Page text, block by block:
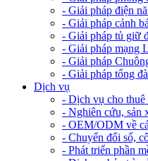
- Giải pháp điện
- Giải pháp cảnh
- Giải pháp tủ giữ
- Giải pháp mạng
- Giải pháp
- Giải pháp tổng
Dịch vụ
- Dịch vụ cho thuê
- Nghiên cứu, sản
- OEM/ODM về
- Chuyển đổi số,
- Phát triển phần